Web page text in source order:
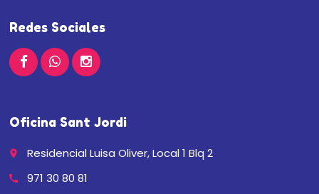
Redes Sociales
Oficina Sant Jordi
place Residencial Luisa Oliver, Local 1 Blq 2
call 971 30 80 81